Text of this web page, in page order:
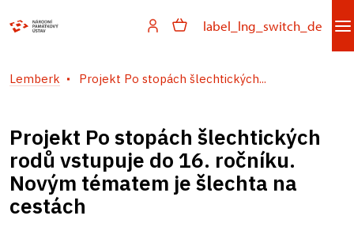
label_lng_switch_de
Lemberk Projekt Po stopách šlechtických...
Projekt Po stopách šlechtických
rodů vstupuje do 16. ročníku.
Novým tématem je šlechta na
cestách